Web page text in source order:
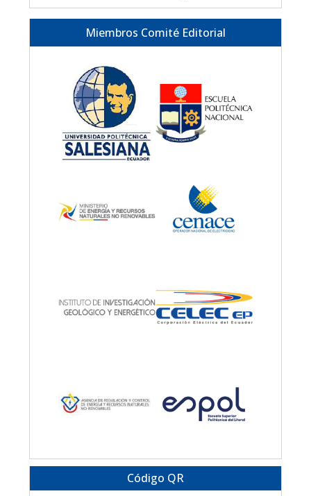
Miembros Comité Editorial
Código QR